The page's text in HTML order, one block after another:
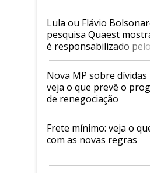
Faesp
Lula ou Flávio
pesquisa Quaest
é responsabilizado pelo
tarifaço dos EUA
Nova MP sobre dívidas
veja o que prevê o
de renegociação
Frete mínimo: veja o
com as novas regras